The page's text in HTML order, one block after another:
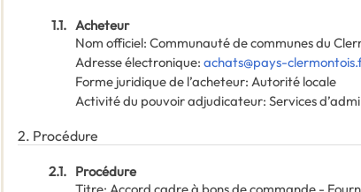
1.1. Acheteur
Nom officiel: Communauté de communes du
Adresse électronique: achats@pays-
Forme juridique de l’acheteur: Autorité locale
Activité du pouvoir adjudicateur: Services
2. Procédure
2.1. Procédure